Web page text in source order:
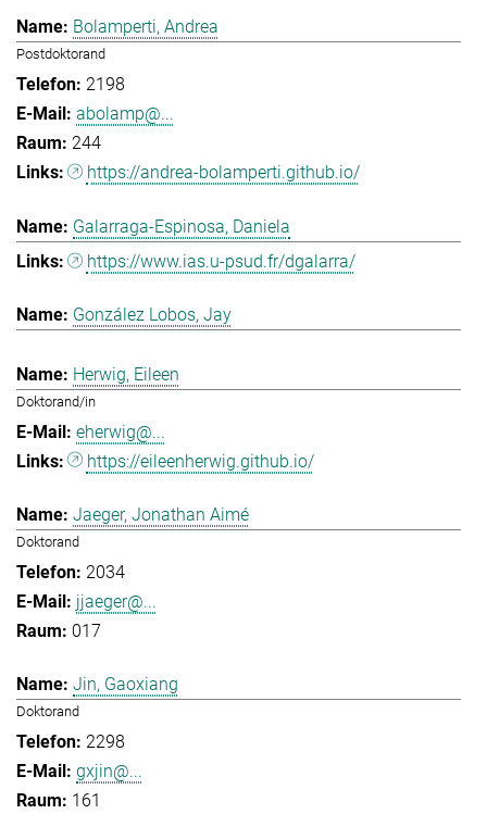
Bolamperti, Andrea
Postdoktorand
2198
abolamp@...
244
https://andrea-bolamperti.github.io/
Galarraga-Espinosa, Daniela
https://www.ias.u-psud.fr/dgalarra/
González Lobos, Jay
Herwig, Eileen
Doktorand/in
eherwig@...
https://eileenherwig.github.io/
Jaeger, Jonathan Aimé
Doktorand
2034
jjaeger@...
017
Jin, Gaoxiang
Doktorand
2298
gxjin@...
161